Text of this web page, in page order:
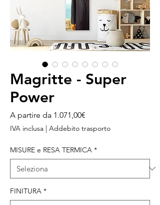
Magritte - Super
Power
A partire da 1.071,00€
IVA inclusa | Addebito trasporto
MISURE e RESA TERMICA *
FINITURA *